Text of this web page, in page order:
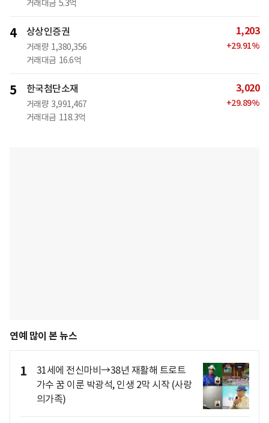
거래대금 5.3억
4 상상인증권
거래량 1,380,356
거래대금 16.6억
1,203
+29.91%
5 한국첨단소재
거래량 3,991,467
거래대금 118.3억
3,020
+29.89%
연예 많이 본 뉴스
1
31세에 전신마비→38년 재활해 트로트
가수 꿈 이룬 박광석, 인생 2막 시작 (사랑
의가족)